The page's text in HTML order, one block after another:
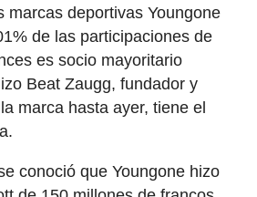
marcas deportivas Youngone
de las participaciones de
es socio mayoritario
Beat Zaugg, fundador y
marca hasta ayer, tiene el
conoció que Youngone hizo